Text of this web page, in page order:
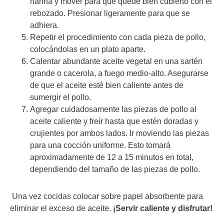
rebozado. Presionar ligeramente para que se
adhiera.
Repetir el procedimiento con cada pieza de pollo,
colocándolas en un plato aparte.
Calentar abundante aceite vegetal en una sartén
grande o cacerola, a fuego medio-alto. Asegurarse
de que el aceite esté bien caliente antes de
sumergir el pollo.
Agregar cuidadosamente las piezas de pollo al
aceite caliente y freír hasta que estén doradas y
crujientes por ambos lados. Ir moviendo las piezas
para una cocción uniforme. Esto tomará
aproximadamente de 12 a 15 minutos en total,
dependiendo del tamaño de las piezas de pollo.
Una vez cocidas colocar sobre papel absorbente para
eliminar el exceso de aceite. ¡Servir caliente y disfrutar!